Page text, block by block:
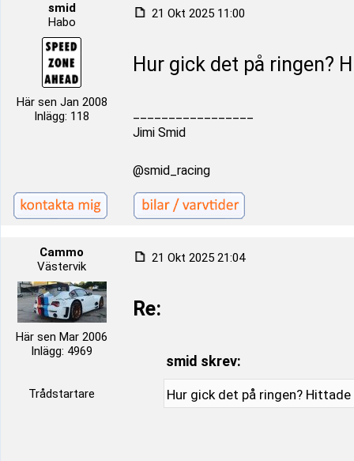
smid
Habo
Här sen Jan 2008
Inlägg: 118
21 Okt 2025 11:00
Hur gick det på ringen?
Jimi Smid
@smid_racing
Cammo
Västervik
Här sen Mar 2006
Inlägg: 4969
Trådstartare
21 Okt 2025 21:04
Re:
smid skrev:
Hur gick det på ringen?